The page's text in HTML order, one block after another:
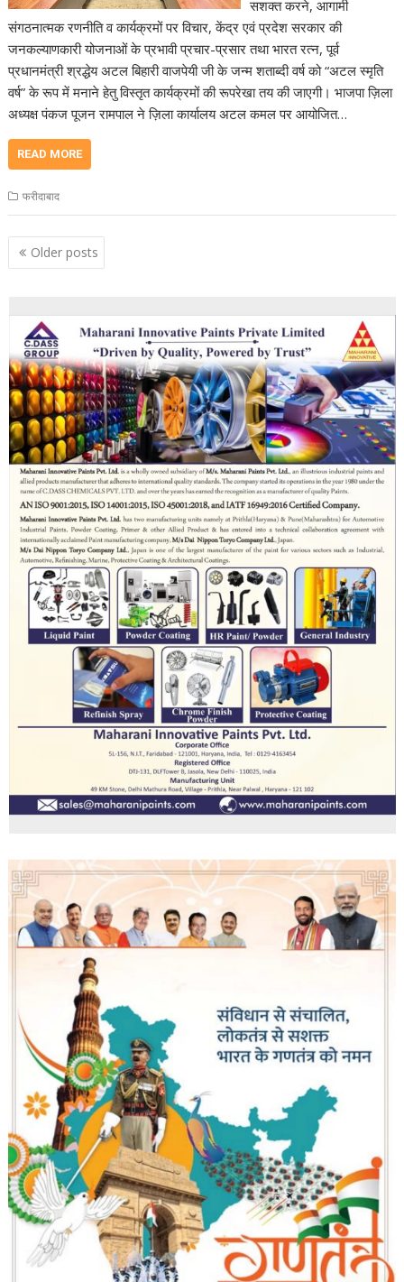
सशक्त करने, आगामी
संगठनात्मक रणनीति व कार्यक्रमों पर विचार, केंद्र एवं प्रदेश सरकार की
जनकल्याणकारी योजनाओं के प्रभावी प्रचार-प्रसार तथा भारत रत्न, पूर्व
प्रधानमंत्री श्रद्धेय अटल बिहारी वाजपेयी जी के जन्म शताब्दी वर्ष को “अटल स्मृति
वर्ष” के रूप में मनाने हेतु विस्तृत कार्यक्रमों की रूपरेखा तय की जाएगी। भाजपा ज़िला
अध्यक्ष पंकज पूजन रामपाल ने ज़िला कार्यालय अटल कमल पर आयोजित…
READ MORE
फरीदाबाद
Posts
navigation
Older posts